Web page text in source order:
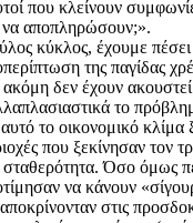
που κλείνουν
να αποπληρώσουν;».
κύκλος, έχουμε πέσει
της παγίδας
ακόμη δεν έχουν
το
το οικονομικό κλίμα
που ξεκίνησαν τον
σταθερότητα. Όσο όμως
να κάνουν
στις